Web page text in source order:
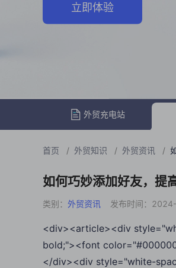
立即体验
外贸充电站
首页 / 外贸知识 / 外贸资讯 /
如何巧妙添加好友，提
类别： 外贸资讯 发布时间：
<div><article><div
bold;"><font
</div><div style="white-